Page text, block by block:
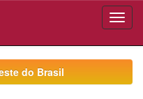
do Brasil